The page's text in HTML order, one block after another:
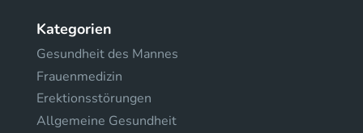
Kategorien
Gesundheit des Mannes
Frauenmedizin
Erektionsstörungen
Allgemeine Gesundheit